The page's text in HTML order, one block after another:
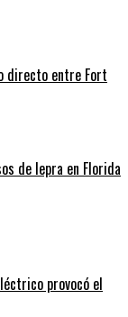
directo entre Fort
de lepra en Florida
provocó el